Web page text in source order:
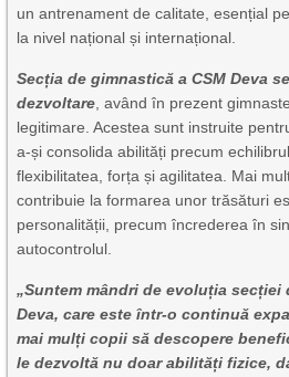
un antrenament de calitate, esențial
la nivel național și internațional.
Secția de gimnastică a CSM Deva
dezvoltare , având în prezent
legitimare. Acestea sunt instruite
a-și consolida abilități precum
flexibilitatea, forța și agilitatea. Mai
contribuie la formarea unor trăsături
personalității, precum încrederea în
autocontrolul.
„Suntem mândri de evoluția secției
Deva, care este într-o continuă
mai mulți copii să descopere
le dezvoltă nu doar abilități fizice,